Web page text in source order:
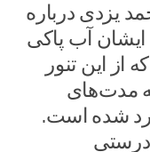
یزدی درباره
آب پاکی
این تنور
مدت‌های
شده است.